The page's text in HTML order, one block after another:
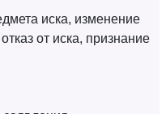
иска, изменение
от иска, признание